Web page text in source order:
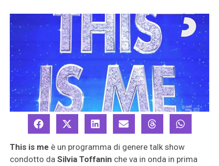
This is me è un programma di genere talk show
condotto da Silvia Toffanin che va in onda in prima